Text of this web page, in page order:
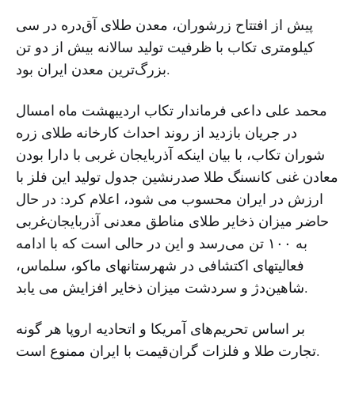
پیش از افتتاح زرشوران، معدن طلای آق‌دره در سی
کیلومتری تکاب با ظرفیت تولید سالانه بیش از دو تن
بزرگ‌ترین معدن ایران بود.
محمد علی داعی فرماندار تکاب اردیبهشت ماه امسال
در جریان بازدید از روند احداث کارخانه طلای زره
شوران تکاب، با بیان اینکه آذربایجان غربی با دارا بودن
معادن غنی کانسنگ طلا صدرنشین جدول تولید این فلز با
ارزش در ایران محسوب می شود، اعلام کرد: در حال
حاضر میزان ذخایر طلای مناطق معدنی آذربایجان‌غربی
به ۱۰۰ تن می‌رسد و این در حالی است که با ادامه
فعالیتهای اکتشافی در شهرستانهای ماکو،‌ سلماس،‌
شاهین‌دژ و سردشت میزان ذخایر افزایش می یابد.
بر اساس تحریم‌های آمریکا و اتحادیه اروپا هر گونه
تجارت طلا و فلزات گران‌قیمت با ایران ممنوع است.